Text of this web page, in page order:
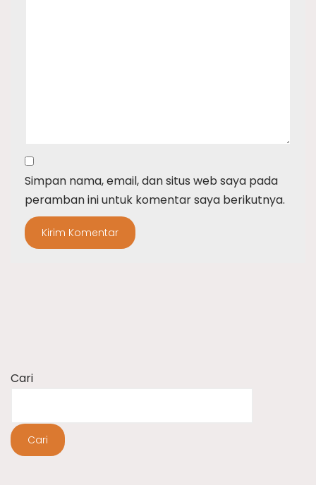
Simpan nama, email, dan situs web saya pada
peramban ini untuk komentar saya berikutnya.
Cari
Cari